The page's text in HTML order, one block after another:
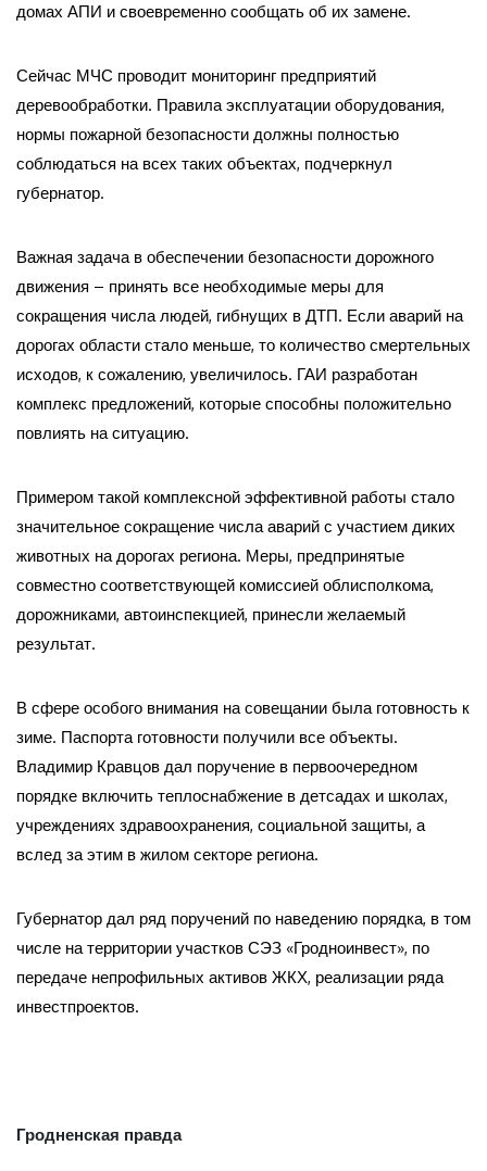
домах АПИ и своевременно сообщать об их замене.
Сейчас МЧС проводит мониторинг предприятий
деревообработки. Правила эксплуатации оборудования,
нормы пожарной безопасности должны полностью
соблюдаться на всех таких объектах, подчеркнул
губернатор.
Важная задача в обеспечении безопасности дорожного
движения – принять все необходимые меры для
сокращения числа людей, гибнущих в ДТП. Если аварий на
дорогах области стало меньше, то количество смертельных
исходов, к сожалению, увеличилось. ГАИ разработан
комплекс предложений, которые способны положительно
повлиять на ситуацию.
Примером такой комплексной эффективной работы стало
значительное сокращение числа аварий с участием диких
животных на дорогах региона. Меры, предпринятые
совместно соответствующей комиссией облисполкома,
дорожниками, автоинспекцией, принесли желаемый
результат.
В сфере особого внимания на совещании была готовность к
зиме. Паспорта готовности получили все объекты.
Владимир Кравцов дал поручение в первоочередном
порядке включить теплоснабжение в детсадах и школах,
учреждениях здравоохранения, социальной защиты, а
вслед за этим в жилом секторе региона.
Губернатор дал ряд поручений по наведению порядка, в том
числе на территории участков СЭЗ «Гродноинвест», по
передаче непрофильных активов ЖКХ, реализации ряда
инвестпроектов.
Гродненская правда